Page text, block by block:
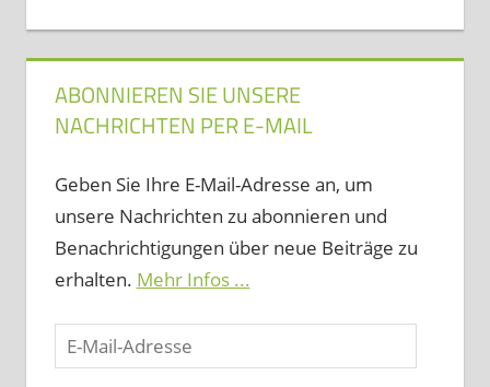
ABONNIEREN SIE UNSERE
NACHRICHTEN PER E-MAIL
Geben Sie Ihre E-Mail-Adresse an, um
unsere Nachrichten zu abonnieren und
Benachrichtigungen über neue Beiträge zu
erhalten. Mehr Infos ...
E-
Mail-